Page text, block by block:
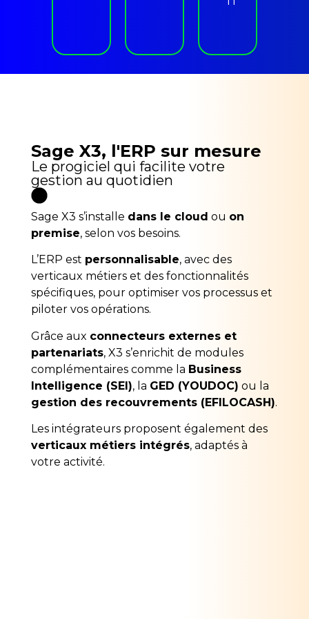
Sage X3, l'ERP sur mesure
Le progiciel qui facilite votre
gestion au quotidien
Sage X3 s’installe dans le cloud ou on
premise, selon vos besoins.
L’ERP est personnalisable, avec des
verticaux métiers et des fonctionnalités
spécifiques, pour optimiser vos processus et
piloter vos opérations.
Grâce aux connecteurs externes et
partenariats, X3 s’enrichit de modules
complémentaires comme la Business
Intelligence (SEI), la GED (YOUDOC) ou la
gestion des recouvrements (EFILOCASH).
Les intégrateurs proposent également des
verticaux métiers intégrés, adaptés à
votre activité.